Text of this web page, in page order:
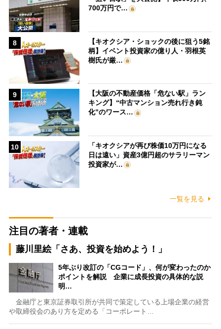
700万円で…
8
【キオクシア・ショックの後に狙う5銘
柄】イベント投資家の億り人・羽根英
樹氏が厳…
9
【大阪の不動産価格「危ない駅」ラン
キング】“中古マンション売れ行き鈍
化”のワース…
10
「キオクシアが再び株価10万円になる
日は遠い」資産3億円超のサラリーマン
投資家が…
一覧を見る
注目の著者・連載
藤川里絵「さあ、投資を始めよう！」
5年ぶり改訂の「CGコード」、何が変わったのか
ポイントを解説 企業に成長投資の具体的な説
明…
金融庁と東京証券取引所が共同で策定している上場企業の経営
や取締役会のあり方を定める「コーポレート…